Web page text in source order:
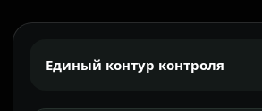
Единый контур контроля